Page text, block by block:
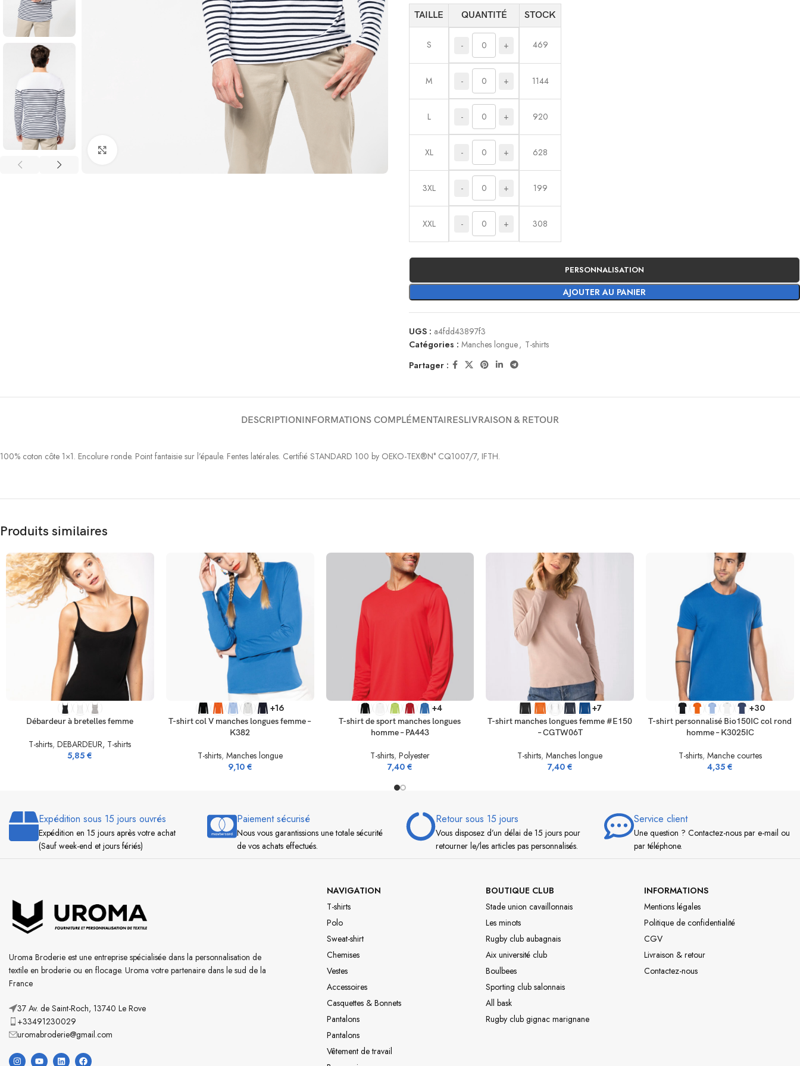
TAILLE QUANTITÉ STOCK
S - + 469
M - + 1144
L - + 920
XL - + 628
3XL - + 199
XXL - + 308
AJOUTER AU PANIER
PERSONNALISATION
UGS : a4fdd43897f3
Catégories : Manches longue, T-shirts
Partager :
DESCRIPTIONINFORMATIONS COMPLÉMENTAIRESLIVRAISON & RETOUR
100% coton côte 1×1. Encolure ronde. Point fantaisie sur l’épaule. Fentes latérales. Certifié STANDARD 100 by OEKO-TEX®N° CQ1007/7, IFTH.
Produits similaires
CHOIX DES OPTIONS
Débardeur à bretelles femme
T-shirts,DEBARDEUR, T-shirts
5,85€
SELECT OPTIONS +16
T-shirt col V manches longues femme –
K382
T-shirts, Manches longue
9,10 €
SELECT OPTIONS +4
T-shirt de sport manches longues
homme – PA443
T-shirts, Polyester
7,40 €
SELECT OPTIONS +7
T-shirt manches longues femme #E150
– CGTW06T
T-shirts,Manches longue
7,40 €
SELECT OPTIONS +30
T-shirt personnalisé Bio150IC col rond
homme – K3025IC
T-shirts, Manche courtes
4,35€
Expédition sous 15 jours ouvrés
Expédition en 15 jours après votre achat
(Sauf week-end et jours fériés)
Paiement sécurisé
Nous vous garantissions une totale sécurité
de vos achats effectués.
Retour sous 15 jours
Vous disposez d’un délai de 15 jours pour
retourner le/les articles pas personnalisés.
Service client
Une question ? Contactez-nous par e-mail ou
par téléphone.
Uroma Broderie est une entreprise spécialisée dans la personnalisation de
textile en broderie ou en flocage. Uroma votre partenaire dans le sud de la
France
37 Av. de Saint-Roch, 13740 Le Rove
+33491230029
uromabroderie@gmail.com
NAVIGATION
T-shirts
Polo
Sweat-shirt
Chemises
Vestes
Accessoires
Casquettes & Bonnets
Pantalons
Pantalons
Vêtement de travail
BOUTIQUE CLUB
Stade union cavaillonnais
Les minots
Rugby club aubagnais
Aix université club
Boulbees
Sporting club salonnais
All bask
Rugby club gignac marignane
INFORMATIONS
Mentions légales
Politique de confidentialité
CGV
Livraison & retour
Contactez-nous